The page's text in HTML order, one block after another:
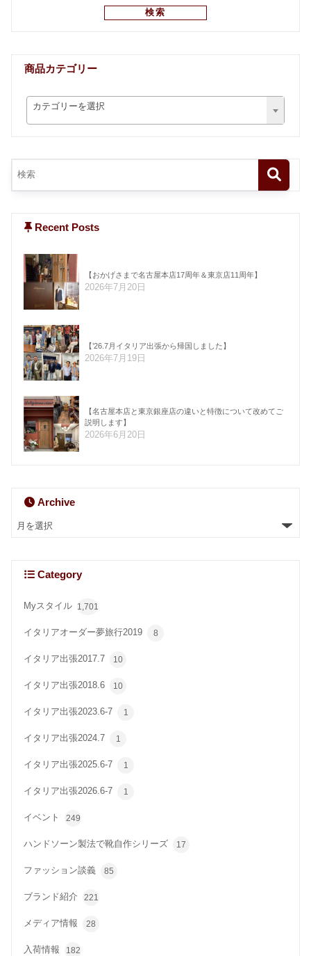
検索
商品カテゴリー
カテゴリーを選択
Recent Posts
【おかげさまで名古屋本店17周年＆東京店11周年】
2026年7月20日
【’26.7月イタリア出張から帰国しました】
2026年7月19日
【名古屋本店と東京銀座店の違いと特徴について改めてご
説明します】
2026年6月20日
Archive
Category
Myスタイル 1,701
イタリアオーダー夢旅行2019 8
イタリア出張2017.7 10
イタリア出張2018.6 10
イタリア出張2023.6-7 1
イタリア出張2024.7 1
イタリア出張2025.6-7 1
イタリア出張2026.6-7 1
イベント 249
ハンドソーン製法で靴自作シリーズ 17
ファッション談義 85
ブランド紹介 221
メディア情報 28
入荷情報 182